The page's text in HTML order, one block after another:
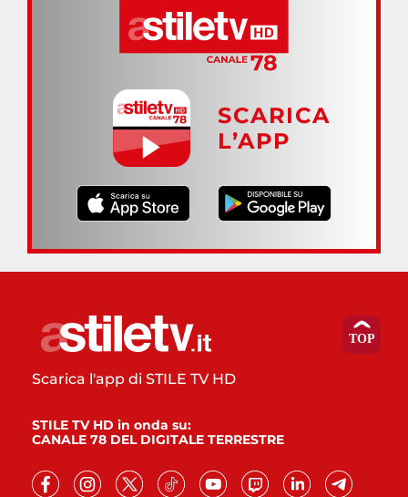
SCARICA
L’APP
Scarica l'app di STILE TV HD
STILE TV HD in onda su:
CANALE 78 DEL DIGITALE TERRESTRE